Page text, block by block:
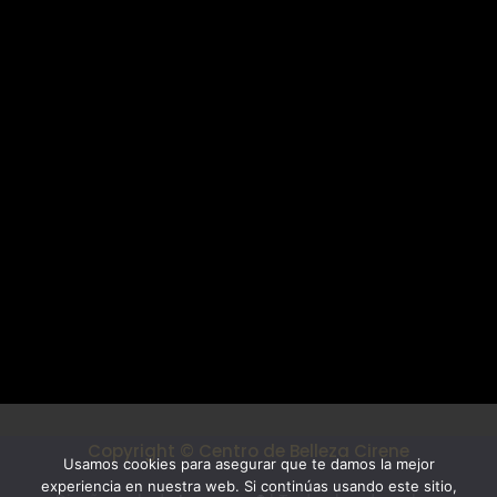
Copyright © Centro de Belleza Cirene
Usamos cookies para asegurar que te damos la mejor
experiencia en nuestra web. Si continúas usando este sitio,